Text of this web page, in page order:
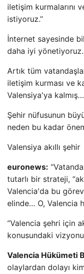
iletişim kurmalarını
istiyoruz.”
İnternet sayesinde
daha iyi yönetiyoruz.
Artık tüm
iletişim kurması ve
Valensiya'ya kalmış…
Şehir nüfusunun
neden bu kadar
Valensiya akıllı şehir
euronews:
tutarlı bir strateji,
Valencia'da bu
elinde… O, Valencia
“Valencia şehri için
konusundaki
Valencia Hükümeti
olaylardan dolayı